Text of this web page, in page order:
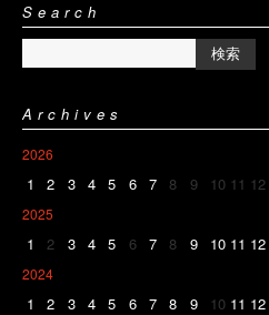
Search
Archives
2026
1 2 3 4 5 6 7 8 9 10 11 12
2025
1 2 3 4 5 6 7 8 9 10 11 12
2024
1 2 3 4 5 6 7 8 9 10 11 12